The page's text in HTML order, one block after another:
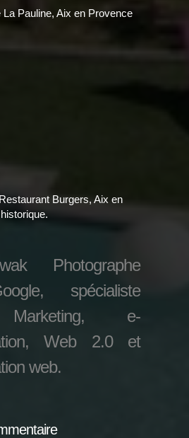
La Pauline, Aix en Provence
Burgers, Aix en
Photographe
spécialiste
Marketing, e-
Web 2.0 et
web.